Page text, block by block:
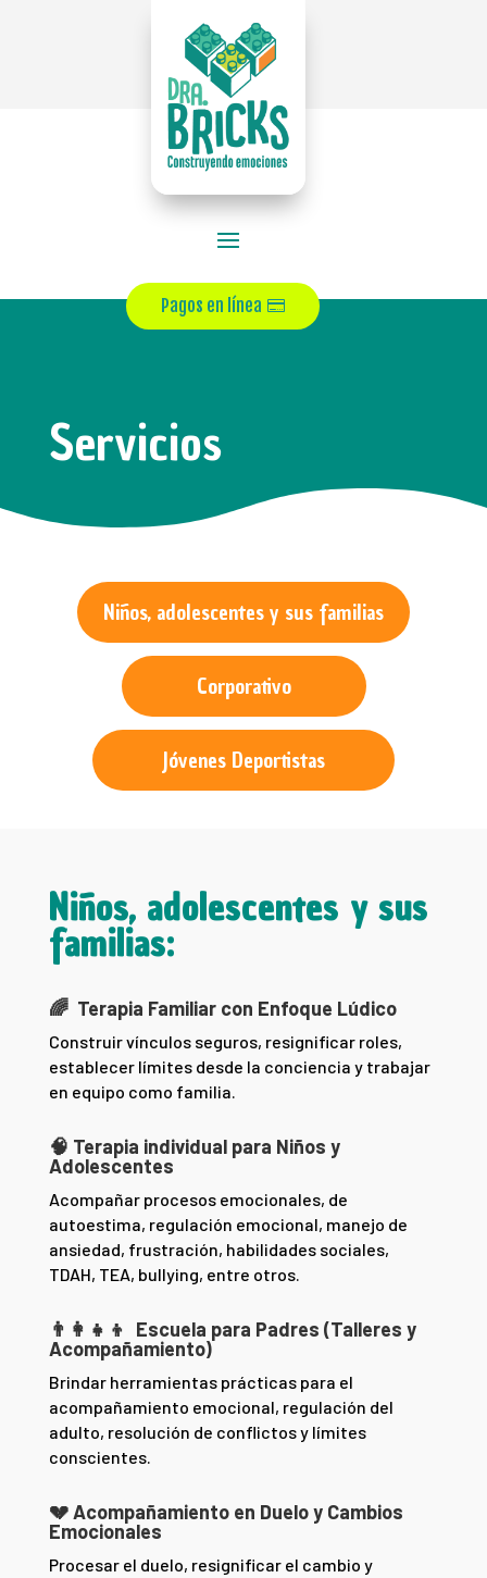
Pagos en línea
Servicios
Niños, adolescentes y sus familias
Corporativo
Jóvenes Deportistas
Niños, adolescentes y sus
familias:
🌈 Terapia Familiar con Enfoque Lúdico
Construir vínculos seguros, resignificar roles,
establecer límites desde la conciencia y trabajar
en equipo como familia.
🧠 Terapia individual para Niños y
Adolescentes
Acompañar procesos emocionales, de
autoestima, regulación emocional, manejo de
ansiedad, frustración, habilidades sociales,
TDAH, TEA, bullying, entre otros.
👨‍👩‍👧‍👦 Escuela para Padres (Talleres y
Acompañamiento)
Brindar herramientas prácticas para el
acompañamiento emocional, regulación del
adulto, resolución de conflictos y límites
conscientes.
💔 Acompañamiento en Duelo y Cambios
Emocionales
Procesar el duelo, resignificar el cambio y